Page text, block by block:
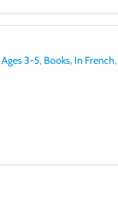
Ages 3-5, Books, In French,